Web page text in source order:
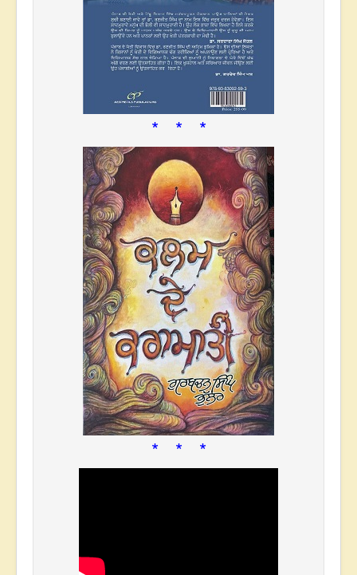
* * *
* * *